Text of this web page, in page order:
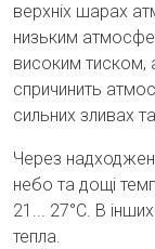
верхніх шарах
низьким
високим тиском,
спричинить
сильних зливах
Через
небо та дощі
21... 27°C. В
тепла.